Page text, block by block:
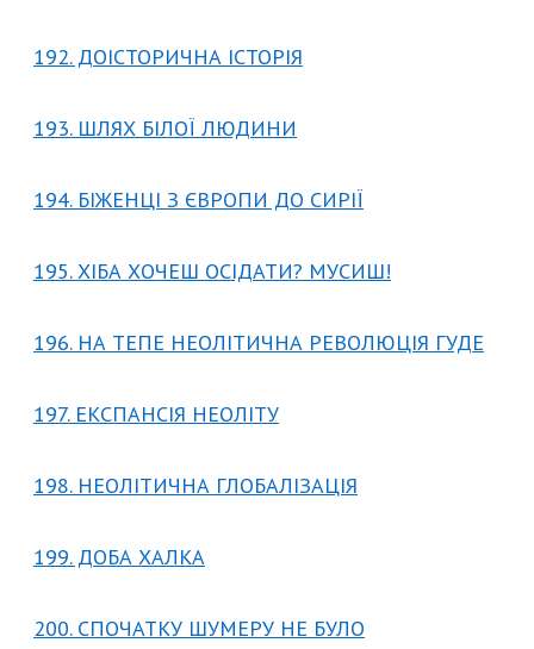
192. ДОІСТОРИЧНА ІСТОРІЯ
193. ШЛЯХ БІЛОЇ ЛЮДИНИ
194. БІЖЕНЦІ З ЄВРОПИ ДО СИРІЇ
195. ХІБА ХОЧЕШ ОСІДАТИ? МУСИШ!
196. НА ТЕПЕ НЕОЛІТИЧНА РЕВОЛЮЦІЯ ГУДЕ
197. ЕКСПАНСІЯ НЕОЛІТУ
198. НЕОЛІТИЧНА ГЛОБАЛІЗАЦІЯ
199. ДОБА ХАЛКА
200. СПОЧАТКУ ШУМЕРУ НЕ БУЛО